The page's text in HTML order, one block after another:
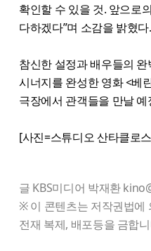
확인할 수 있을 것. 앞으로
다하겠다”며 소감을 밝혔다.
참신한 설정과 배우들의
시너지를 완성한 영화 <베
극장에서 관객들을 만날 예
[사진=스튜디오 산타클로
글 KBS미디어 박재환
※ 이 콘텐츠는 저작권법에
전재 복제, 배포등을 금합